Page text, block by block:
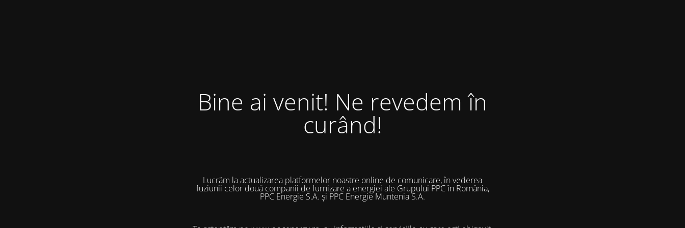
Bine ai venit! Ne revedem în
curând!
Lucrăm la actualizarea platformelor noastre online de comunicare, în vederea
fuziunii celor două companii de furnizare a energiei ale Grupului PPC în România,
PPC Energie S.A. și PPC Energie Muntenia S.A.